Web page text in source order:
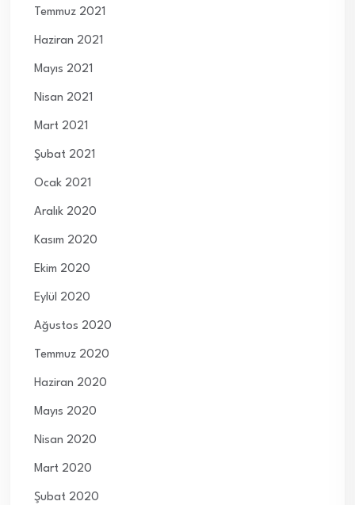
Temmuz 2021
Haziran 2021
Mayıs 2021
Nisan 2021
Mart 2021
Şubat 2021
Ocak 2021
Aralık 2020
Kasım 2020
Ekim 2020
Eylül 2020
Ağustos 2020
Temmuz 2020
Haziran 2020
Mayıs 2020
Nisan 2020
Mart 2020
Şubat 2020